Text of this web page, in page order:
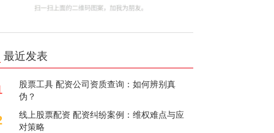
最近发表
股票工具 配资公司资质查询：如何辨别真
伪？
线上股票配资 配资纠纷案例：维权难点与应
对策略